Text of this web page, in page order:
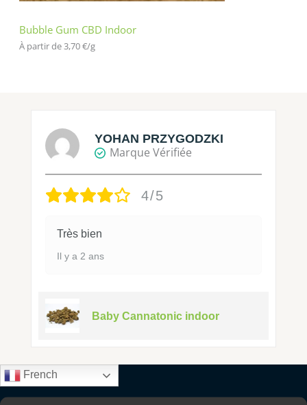
Bubble Gum CBD Indoor
À partir de 3,70€/g
YOHAN PRZYGODZKI
Marque Vérifiée
4/5
Très bien
Il y a 2 ans
Baby Cannatonic indoor
French